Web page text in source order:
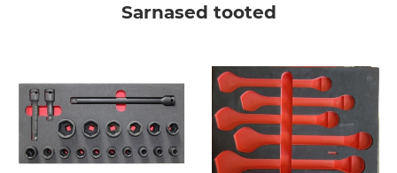
Sarnased tooted